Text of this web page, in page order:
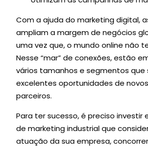
Com a ajuda do marketing digital,
ampliam a margem de negócios
uma vez que, o mundo online não
Nesse “mar” de conexões, estão
vários tamanhos e segmentos que
excelentes oportunidades de
parceiros.
Para ter sucesso, é preciso investir
de marketing industrial que
atuação da sua empresa,